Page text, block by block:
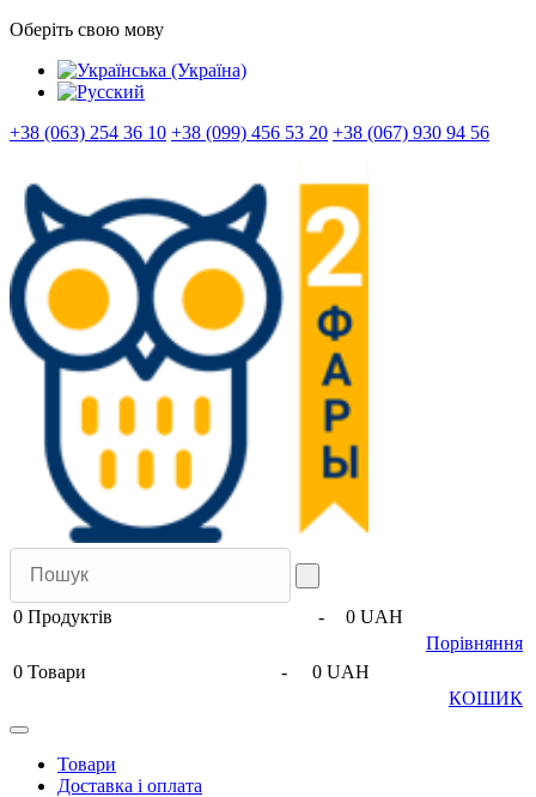
Оберіть свою мову
+38 (063) 254 36 10 +38 (099) 456 53 20 +38 (067) 930 94 56
0 Продуктів -
0 UAH
Порівняння
0 Товари -
0 UAH
КОШИК
Товари
Доставка і оплата